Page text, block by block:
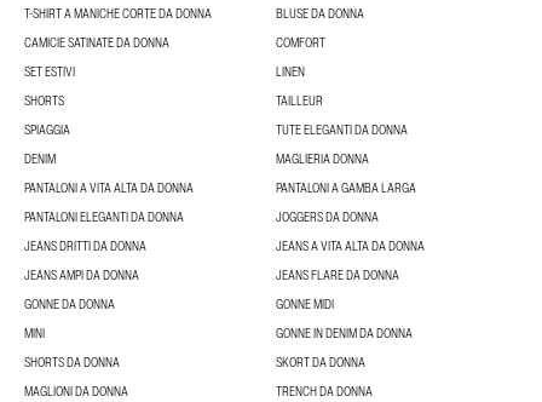
T-SHIRT A MANICHE CORTE DA DONNA
BLUSE DA DONNA
CAMICIE SATINATE DA DONNA
COMFORT
SET ESTIVI
LINEN
SHORTS
TAILLEUR
SPIAGGIA
TUTE ELEGANTI DA DONNA
DENIM
MAGLIERIA DONNA
PANTALONI A VITA ALTA DA DONNA
PANTALONI A GAMBA LARGA
PANTALONI ELEGANTI DA DONNA
JOGGERS DA DONNA
JEANS DRITTI DA DONNA
JEANS A VITA ALTA DA DONNA
JEANS AMPI DA DONNA
JEANS FLARE DA DONNA
GONNE DA DONNA
GONNE MIDI
MINI
GONNE IN DENIM DA DONNA
SHORTS DA DONNA
SKORT DA DONNA
MAGLIONI DA DONNA
TRENCH DA DONNA